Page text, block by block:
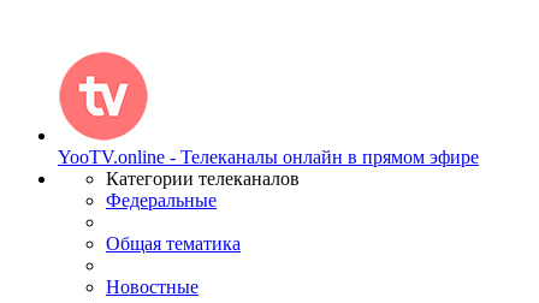
YooTV.online - Телеканалы онлайн в прямом эфире
Категории телеканалов
Федеральные
Общая тематика
Новостные